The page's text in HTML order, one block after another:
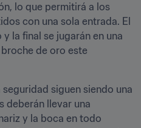
lo que permitirá a los
con una sola entrada. El
la final se jugarán en una
de oro este
siguen siendo una
deberán llevar una
y la boca en todo